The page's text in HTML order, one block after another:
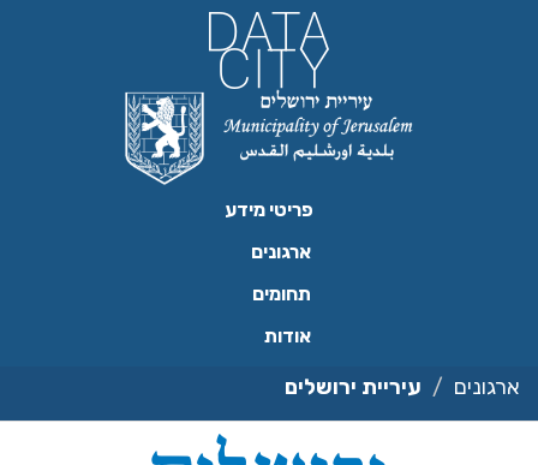
פריטי מידע
ארגונים
תחומים
אודות
ארגונים עיריית ירושלים